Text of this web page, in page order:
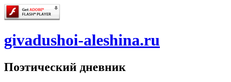
givadushoi-aleshina.ru
Поэтический дневник